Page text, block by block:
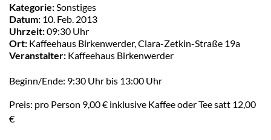
Kategorie: Sonstiges
Datum: 10. Feb. 2013
Uhrzeit:09:30 Uhr
Ort: Kaffeehaus Birkenwerder, Clara-Zetkin-Straße 19a
Veranstalter: Kaffeehaus Birkenwerder
Beginn/Ende: 9:30 Uhr bis 13:00 Uhr
Preis: pro Person 9,00 € inklusive Kaffee oder Tee satt 12,00
€